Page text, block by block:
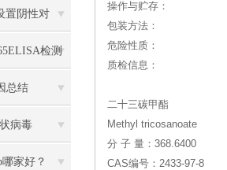
置阴性对
检测
总结
病毒
试剂盒
哪家好？
操作与贮存：
包装方法：
危险性质：
质检信息：
二十三碳甲酯
Methyl tricosanoate
分 子 量：368.6400
CAS编号：2433-97-8